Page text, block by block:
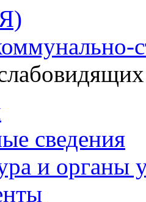
сведения
и органы